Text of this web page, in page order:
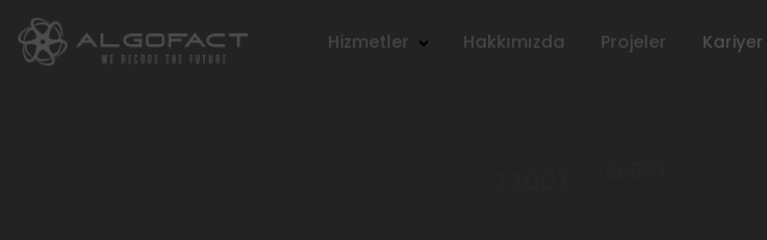
Hizmetler Hakkımızda Projeler Kariyer